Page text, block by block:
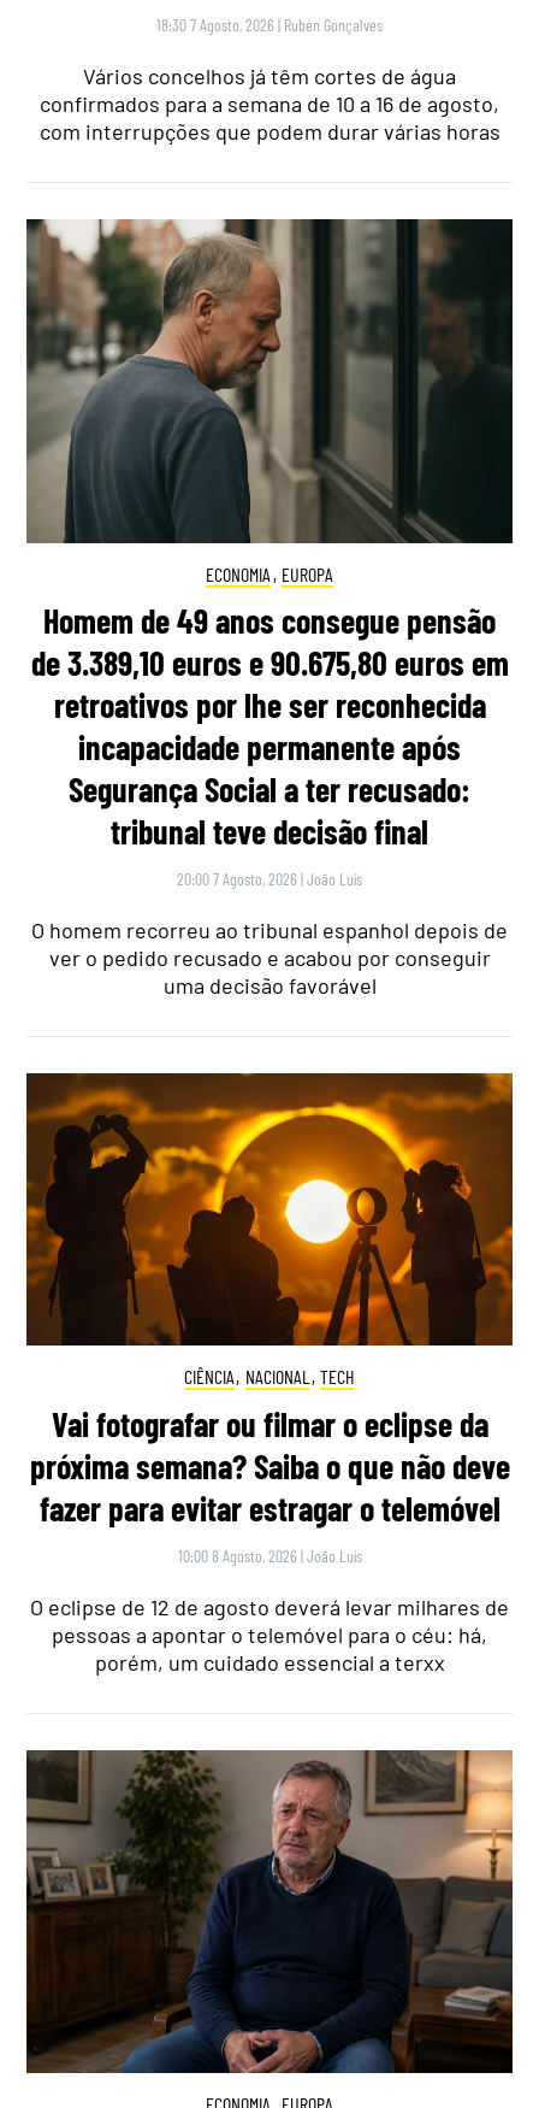
18:30 7 Agosto, 2026 | Rubén Gonçalves
Vários concelhos já têm cortes de água
confirmados para a semana de 10 a 16 de agosto,
com interrupções que podem durar várias horas
ECONOMIA , EUROPA
Homem de 49 anos consegue pensão
de 3.389,10 euros e 90.675,80 euros em
retroativos por lhe ser reconhecida
incapacidade permanente após
Segurança Social a ter recusado:
tribunal teve decisão final
20:00 7 Agosto, 2026 |João Luís
O homem recorreu ao tribunal espanhol depois de
ver o pedido recusado e acabou por conseguir
uma decisão favorável
CIÊNCIA, NACIONAL , TECH
Vai fotografar ou filmar o eclipse da
próxima semana? Saiba o que não deve
fazer para evitar estragar o telemóvel
10:00 8 Agosto, 2026 |João Luís
O eclipse de 12 de agosto deverá levar milhares de
pessoas a apontar o telemóvel para o céu: há,
porém, um cuidado essencial a terxx